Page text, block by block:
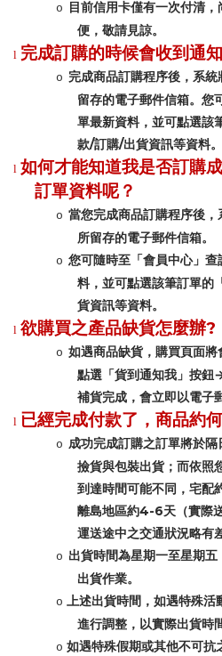
o
目前信用卡僅有一次付清
便，敬請見諒。
l 完成訂購的時候會收到通
o 完成商品訂購程序後，系
留存的電子郵件信箱。您
單最新資料，並可點選該
款/訂購/出貨資訊等資料。
l 如何才能知道我是否訂購
訂單資料呢？
o 當您完成商品訂購程序後
所留存的電子郵件信箱。
o 您可隨時至「會員中心」
料，並可點選該筆訂單的
貨資訊等資料。
l 欲購買之產品缺貨怎麼辦?
o 如遇商品缺貨，購買頁面
點選「貨到通知我」按鈕
補貨完成，會立即以電子
l 已經完成付款了，商品約
o 成功完成訂購之訂單將於
撿貨與包裝出貨；而依照
到達時間可能不同，宅配
離島地區約4-6天（實際
運送途中之交通狀況略有
o 出貨時間為星期一至星期
出貨作業。
o 上述出貨時間，如遇特殊活
進行調整，以實際出貨時
o 如遇特殊假期或其他不可抗